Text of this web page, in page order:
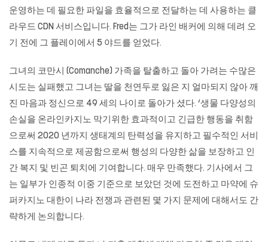
운영하는 데 필요한 파일을 효율적으로 전달하는 데 사용하는 클
라우드 CDN 서비스입니다. Fred는 그가 라인 배커에 의해 데려 오
기 전에 그 플레이에서 5 야드를 얻었다.
그녀의 코만시 (Comanche) 가족을 탈출하고 돌아 가려는 수많은
시도는 실패했고 그녀는 딸을 천연두로 잃은 지 얼마되지 않아 깨
진 마음과 정신으로 49 세의 나이로 돌아가 셨다. ‘생물 다양성의
손실을 온라인카지노 막기위한 효과적이고 긴급한 행동을 취함
으로써 2020 년까지 생태계의 탄력성을 유지하고 필수적인 서비
스를 지속적으로 제공함으로써 행성의 다양한 삶을 보장하고 인
간 복지 및 빈곤 퇴치에 기여합니다. 매우 만족했다. 기사에서 그
는 일부가 인종적 이중 기준으로 보았던 것에 도전하고 마약에 슈
퍼카지노 대한이 나라 전쟁과 관련된 몇 가지 문제에 대해서도 간
략하게 논의합니다.